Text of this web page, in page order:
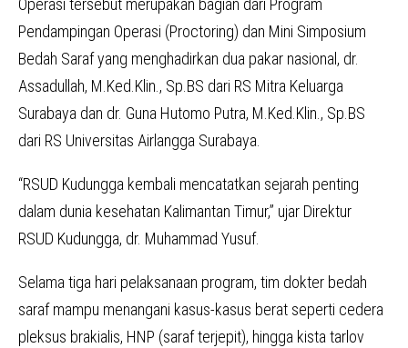
Operasi tersebut merupakan bagian dari Program
Pendampingan Operasi (Proctoring) dan Mini Simposium
Bedah Saraf yang menghadirkan dua pakar nasional, dr.
Assadullah, M.Ked.Klin., Sp.BS dari RS Mitra Keluarga
Surabaya dan dr. Guna Hutomo Putra, M.Ked.Klin., Sp.BS
dari RS Universitas Airlangga Surabaya.
“RSUD Kudungga kembali mencatatkan sejarah penting
dalam dunia kesehatan Kalimantan Timur,” ujar Direktur
RSUD Kudungga, dr. Muhammad Yusuf.
Selama tiga hari pelaksanaan program, tim dokter bedah
saraf mampu menangani kasus-kasus berat seperti cedera
pleksus brakialis, HNP (saraf terjepit), hingga kista tarlov